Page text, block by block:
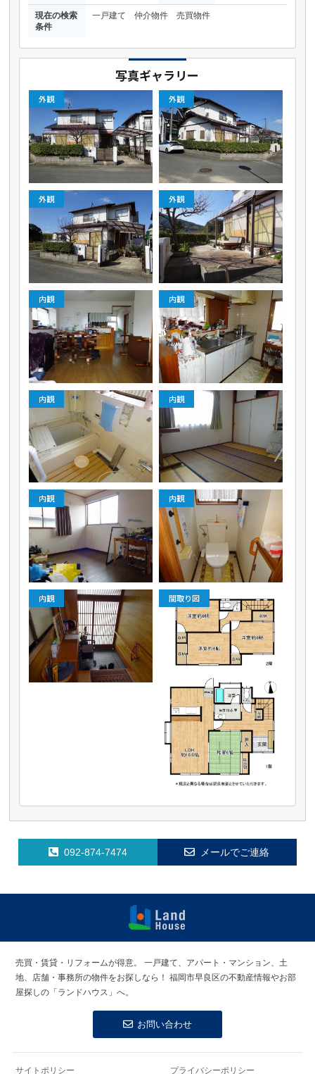
現在の検索
条件
一戸建て 仲介物件 売買物件
写真ギャラリー
外観 外観
外観 外観
内観 内観
内観 内観
内観 内観
内観 間取り図
092-874-7474 メールでご連絡
福岡早良区の
買物件 | ラン
ドハウス
売買・賃貸・リフォームが得意。
一戸建て、アパート・マンション、土
地、店舗・事務所の物件をお探しなら！ 福岡市早良区の不動産情報やお部
屋探しの「ランドハウス」へ。
お問い合わせ
サイトポリシー プライバシーポリシー